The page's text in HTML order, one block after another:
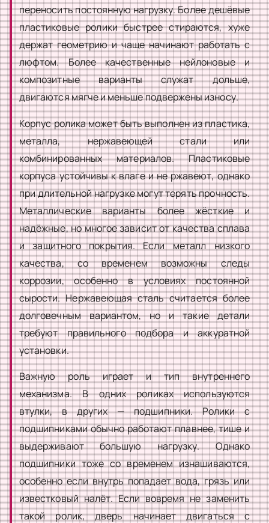
переносить постоянную нагрузку. Более дешёвые
пластиковые ролики быстрее стираются, хуже
держат геометрию и чаще начинают работать с
люфтом. Более качественные нейлоновые и
композитные варианты служат дольше,
двигаются мягче и меньше подвержены износу.
Корпус ролика может быть выполнен из пластика,
металла, нержавеющей стали или
комбинированных материалов. Пластиковые
корпуса устойчивы к влаге и не ржавеют, однако
при длительной нагрузке могут терять прочность.
Металлические варианты более жёсткие и
надёжные, но многое зависит от качества сплава
и защитного покрытия. Если металл низкого
качества, со временем возможны следы
коррозии, особенно в условиях постоянной
сырости. Нержавеющая сталь считается более
долговечным вариантом, но и такие детали
требуют правильного подбора и аккуратной
установки.
Важную роль играет и тип внутреннего
механизма. В одних роликах используются
втулки, в других — подшипники. Ролики с
подшипниками обычно работают плавнее, тише и
выдерживают большую нагрузку. Однако
подшипники тоже со временем изнашиваются,
особенно если внутрь попадает вода, грязь или
известковый налёт. Если вовремя не заменить
такой ролик, дверь начинает двигаться с